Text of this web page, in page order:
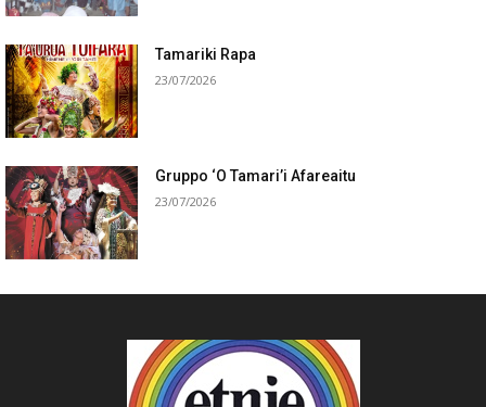
Tamariki Rapa
23/07/2026
Gruppo ‘O Tamari’i Afareaitu
23/07/2026